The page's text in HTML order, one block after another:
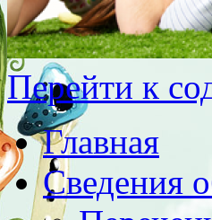
Перейти к
Главная
Сведения